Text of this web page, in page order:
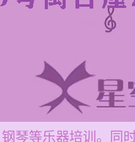
琴等乐器培训。同